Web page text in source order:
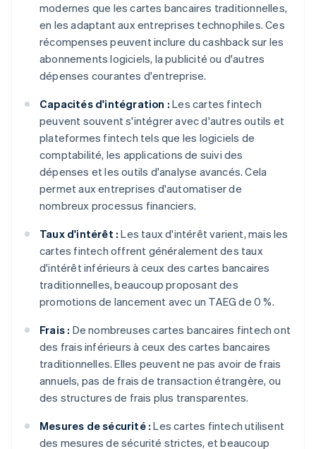
modernes que les cartes bancaires traditionnelles,
en les adaptant aux entreprises technophiles. Ces
récompenses peuvent inclure du cashback sur les
abonnements logiciels, la publicité ou d'autres
dépenses courantes d'entreprise.
Capacités d'intégration : Les cartes fintech
peuvent souvent s'intégrer avec d'autres outils et
plateformes fintech tels que les logiciels de
comptabilité, les applications de suivi des
dépenses et les outils d'analyse avancés. Cela
permet aux entreprises d'automatiser de
nombreux processus financiers.
Taux d'intérêt : Les taux d'intérêt varient, mais les
cartes fintech offrent généralement des taux
d'intérêt inférieurs à ceux des cartes bancaires
traditionnelles, beaucoup proposant des
promotions de lancement avec un TAEG de 0 %.
Frais : De nombreuses cartes bancaires fintech ont
des frais inférieurs à ceux des cartes bancaires
traditionnelles. Elles peuvent ne pas avoir de frais
annuels, pas de frais de transaction étrangère, ou
des structures de frais plus transparentes.
Mesures de sécurité : Les cartes fintech utilisent
des mesures de sécurité strictes, et beaucoup